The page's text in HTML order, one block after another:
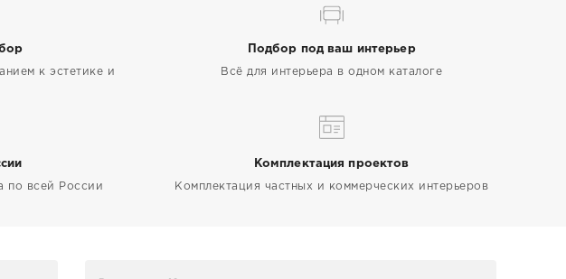
к эстетике и
Подбор под ваш интерьер
Всё для интерьера в одном каталоге
по всей России
Комплектация проектов
Комплектация частных и коммерческих интерьеров